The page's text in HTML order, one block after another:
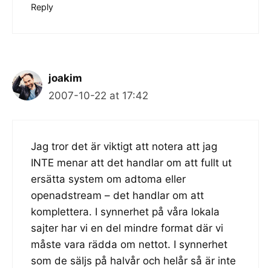
Reply
joakim
2007-10-22 at 17:42
Jag tror det är viktigt att notera att jag
INTE menar att det handlar om att fullt ut
ersätta system om adtoma eller
openadstream – det handlar om att
komplettera. I synnerhet på våra lokala
sajter har vi en del mindre format där vi
måste vara rädda om nettot. I synnerhet
som de säljs på halvår och helår så är inte